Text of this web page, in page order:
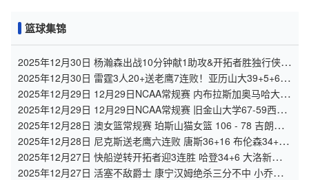
篮球集锦
2025年12月30日 杨瀚森出战10分钟献1助攻&开拓者胜独行侠
阿夫迪亚27+9+11
2025年12月30日 雷霆3人20+送老鹰7连败！亚历山大39+5+6
奥孔武26+14+6
2025年12月29日 12月29日NCAA常规赛 内布拉斯加奥马哈大学
57-80俄勒冈大学 全场集锦
2025年12月29日 12月29日NCAA常规赛 旧金山大学67-59西雅
图大学 全场集锦
2025年12月28日 澳女篮常规赛 珀斯山猫女篮 106 - 78 吉朗毒
液女篮 全场集锦
2025年12月28日 尼克斯送老鹰六连败 唐斯36+16 布伦森34+5
奥孔武31+14
2025年12月27日 快船逆转开拓者迎3连胜 哈登34+6 大洛新高9
记三分 杨瀚森DNP
2025年12月27日 活塞不敌爵士 康宁汉姆绝杀三分不中 小乔治